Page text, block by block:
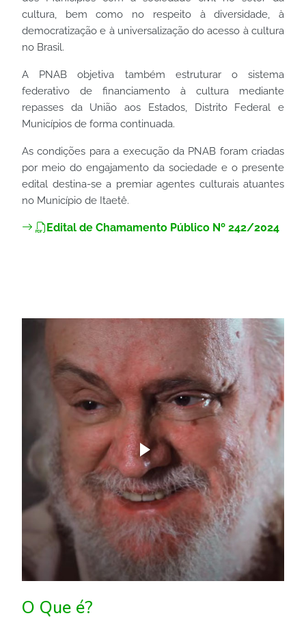
cultura, bem como no respeito à diversidade, à
democratização e à universalização do acesso à cultura
no Brasil.
A PNAB objetiva também estruturar o sistema
federativo de financiamento à cultura mediante
repasses da União aos Estados, Distrito Federal e
Municípios de forma continuada.
As condições para a execução da PNAB foram criadas
por meio do engajamento da sociedade e o presente
edital destina-se a premiar agentes culturais atuantes
no Município de Itaetê.
Edital de Chamamento Público Nº 242/2024
O Que é?